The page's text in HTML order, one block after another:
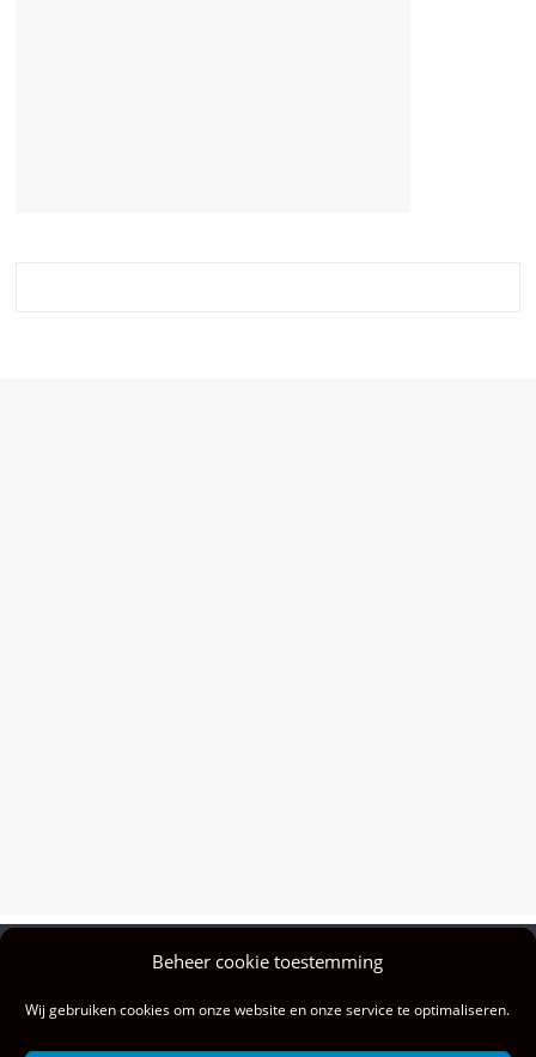
Beheer cookie toestemming
Wij gebruiken cookies om onze website en onze service te optimaliseren.